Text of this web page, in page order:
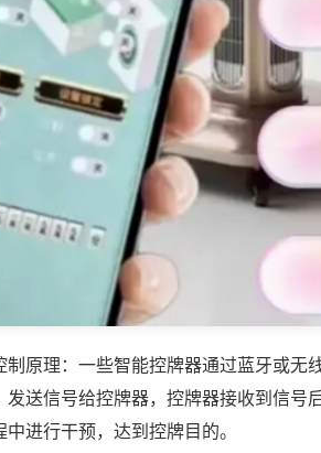
制原理：一些智能控牌器通过蓝牙或无
发送信号给控牌器，控牌器接收到信号
进行干预，达到控牌目的。